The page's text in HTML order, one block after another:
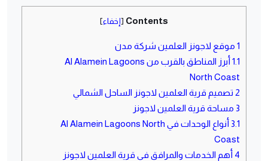
Contents
[إخفاء]
1 موقع لاجونز العلمين شركة مدن
1.1
أبرز المناطق بالقرب من Al Alamein Lagoons
North Coast
2 تصميم قرية العلمين لاجونز الساحل الشمالي
3 مساحة قرية العلمين لاجونز
3.1
أنواع الوحدات في Al Alamein Lagoons North
Coast
4 أهم الخدمات والمرافق في قرية العلمين لاجونز